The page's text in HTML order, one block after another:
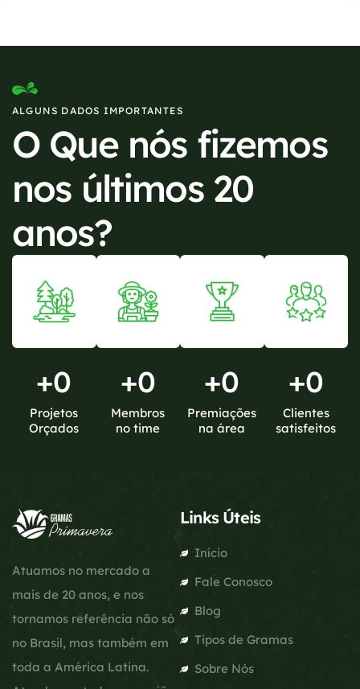
ALGUNS DADOS IMPORTANTES
O Que nós fizemos
nos últimos 20
anos?
+0
Projetos
Orçados
+0
Membros
no time
+0
Premiações
na área
+0
Clientes
satisfeitos
Atuamos no mercado a
mais de 20 anos, e nos
tornamos referência não só
no Brasil, mas também em
toda a América Latina.
Links Úteis
Início
Fale Conosco
Blog
Tipos de Gramas
Sobre Nós